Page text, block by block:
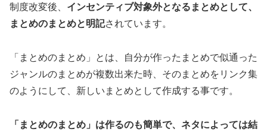
制度改変後、 インセンティブ対象外となるまとめとして、
まとめのまとめと明記されています。
「まとめのまとめ」とは、自分が作ったまとめで似通った
ジャンルのまとめが複数出来た時、そのまとめをリンク集
のようにして、新しいまとめとして作成する事です。
「まとめのまとめ」は作るのも簡単で、ネタによっては結